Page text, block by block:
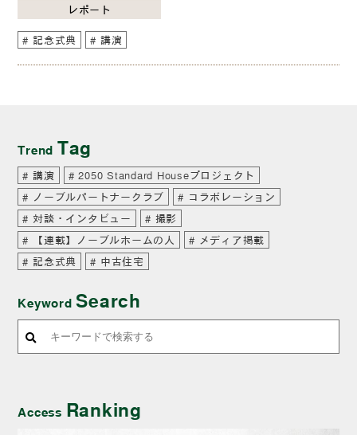
レポート
記念式典 講演
Trend Tag
講演
2050 Standard Houseプロジェクト
ノーブルパートナークラブ
コラボレーション
対談・インタビュー
撮影
【連載】ノーブルホームの人
メディア掲載
記念式典
中古住宅
KeywordSearch
Access Ranking